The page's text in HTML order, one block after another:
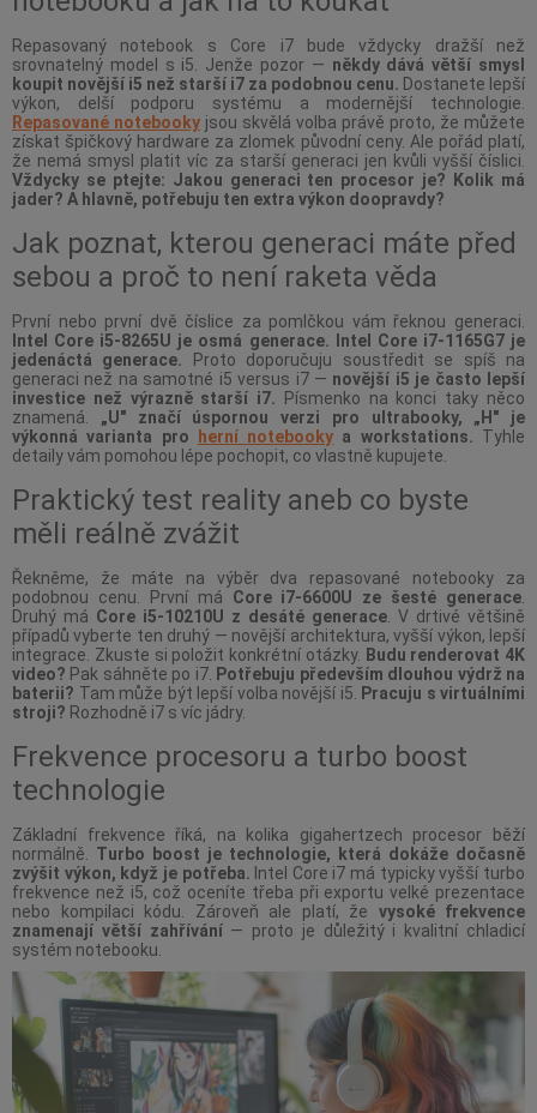
Repasovaný notebook s Core i7 bude vždycky dražší než
srovnatelný model s i5. Jenže pozor — někdy dává větší smysl
koupit novější i5 než starší i7 za podobnou cenu. Dostanete lepší
výkon, delší podporu systému a modernější technologie.
Repasované notebooky jsou skvělá volba právě proto, že můžete
získat špičkový hardware za zlomek původní ceny. Ale pořád platí,
že nemá smysl platit víc za starší generaci jen kvůli vyšší číslici.
Vždycky se ptejte: Jakou generaci ten procesor je? Kolik má
jader? A hlavně, potřebuju ten extra výkon doopravdy?
Jak poznat, kterou generaci máte před
sebou a proč to není raketa věda
První nebo první dvě číslice za pomlčkou vám řeknou generaci.
Intel Core i5-8265U je osmá generace. Intel Core i7-1165G7 je
jedenáctá generace. Proto doporučuju soustředit se spíš na
generaci než na samotné i5 versus i7 — novější i5 je často lepší
investice než výrazně starší i7. Písmenko na konci taky něco
znamená. „U" značí úspornou verzi pro ultrabooky, „H" je
výkonná varianta pro
herní notebooky a workstations. Tyhle
detaily vám pomohou lépe pochopit, co vlastně kupujete.
Praktický test reality aneb co byste
měli reálně zvážit
Řekněme, že máte na výběr dva repasované notebooky za
podobnou cenu. První má Core i7-6600U ze šesté generace
Druhý má Core i5-10210U z desáté generace . V drtivé většině
případů vyberte ten druhý — novější architektura, vyšší výkon, lepší
integrace. Zkuste si položit konkrétní otázky. Budu renderovat 4K
video? Pak sáhněte po i7. Potřebuju především dlouhou výdrž na
baterii? Tam může být lepší volba novější i5.
Pracuju s virtuálními
stroji? Rozhodně i7 s víc jádry.
Frekvence procesoru a turbo boost
technologie
Základní frekvence říká, na kolika gigahertzech procesor běží
normálně. Turbo boost je technologie, která dokáže dočasně
zvýšit výkon, když je potřeba. Intel Core i7 má typicky vyšší turbo
frekvence než i5, což oceníte třeba při exportu velké prezentace
nebo kompilaci kódu. Zároveň ale platí, že vysoké frekvence
znamenají větší zahřívání— proto je důležitý i kvalitní chladicí
systém notebooku.